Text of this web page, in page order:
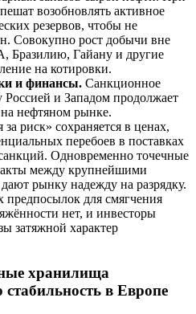
возобновлять активное
резервов, чтобы не
Совокупно рост добычи вне
Гайану и другие
на котировки.
и финансы. Санкционное
Россией и Западом продолжает
на нефтяном рынке.
риск» сохраняется в ценах,
перебоев в поставках
Одновременно точечные
между крупнейшими
рынку надежду на разрядку.
предпосылок для смягчения
нет, и инвесторы
затяжной характер
хранилища
в Европе